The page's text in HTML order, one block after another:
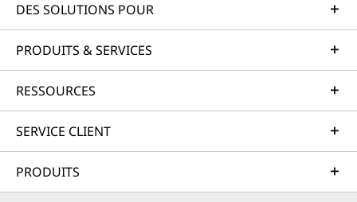
DES SOLUTIONS POUR
PRODUITS & SERVICES
RESSOURCES
SERVICE CLIENT
PRODUITS